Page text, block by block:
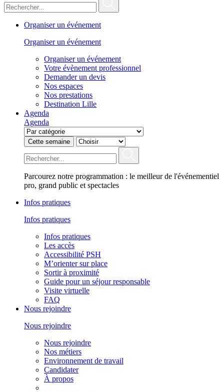
Organiser un événement
Organiser un événement
Organiser un événement
Votre évènement professionnel
Demander un devis
Nos espaces
Nos prestations
Destination Lille
Agenda
Agenda
Cette semaine
Parcourez notre programmation : le meilleur de l'événementiel
pro, grand public et spectacles
Infos pratiques
Infos pratiques
Infos pratiques
Les accès
Accessibilité PSH
M’orienter sur place
Sortir à proximité
Guide pour un séjour responsable
Visite virtuelle
FAQ
Nous rejoindre
Nous rejoindre
Nous rejoindre
Nos métiers
Environnement de travail
Candidater
À propos